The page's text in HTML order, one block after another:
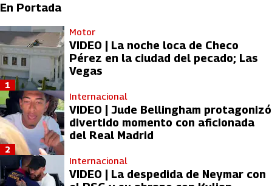
En Portada
Motor
VIDEO | La noche loca de Checo
Pérez en la ciudad del pecado; Las
Vegas
1
Internacional
VIDEO | Jude Bellingham protagonizó
divertido momento con aficionada
del Real Madrid
2
Internacional
VIDEO | La despedida de Neymar con